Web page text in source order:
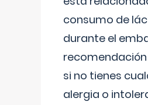
consumo de
durante el
si no tienes
alergia o